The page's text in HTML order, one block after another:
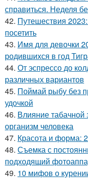
справиться. Неделя
42. Путешествия
посетить
43. Имя для девочки
родившихся в год
44. От эспрессо до
различных вариантов
45. Поймай рыбу без
удочкой
46. Влияние табачной
организм человека
47. Красота и форма:
48. Съемка с
подходящий
49. 10 мифов о